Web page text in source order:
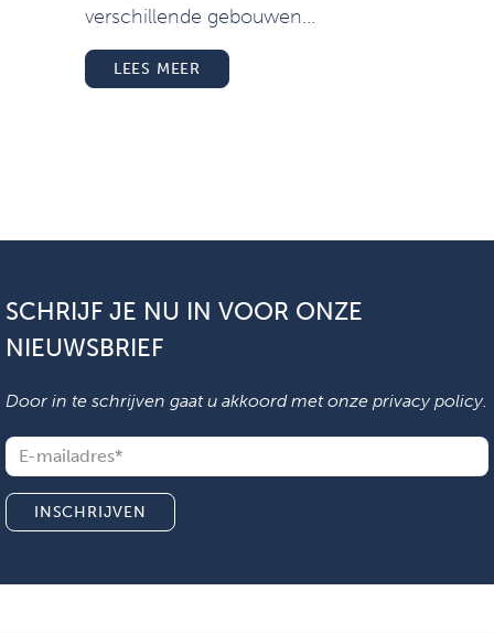
verschillende gebouwen...
LEES MEER
SCHRIJF JE NU IN VOOR ONZE
NIEUWSBRIEF
Door in te schrijven gaat u akkoord met onze privacy policy.
INSCHRIJVEN